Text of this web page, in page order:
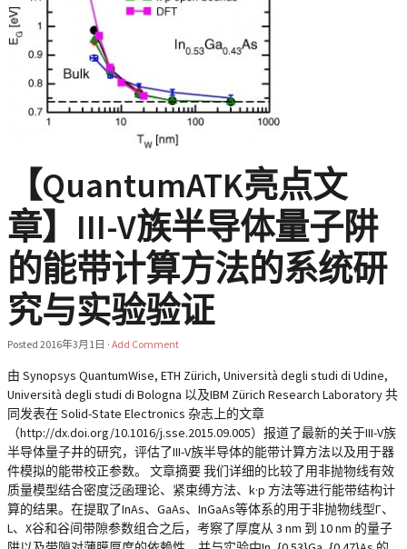
【QuantumATK亮点文
章】III-V族半导体量子阱
的能带计算方法的系统研
究与实验验证
Posted 2016年3月1日 · Add Comment
由 Synopsys QuantumWise, ETH Zürich, Università degli studi di Udine,
Università degli studi di Bologna 以及IBM Zürich Research Laboratory 共
同发表在 Solid-State Electronics 杂志上的文章
（http://dx.doi.org/10.1016/j.sse.2015.09.005）报道了最新的关于III-V族
半导体量子井的研究，评估了III-V族半导体的能带计算方法以及用于器
件模拟的能带校正参数。 文章摘要 我们详细的比较了用非抛物线有效
质量模型结合密度泛函理论、紧束缚方法、k·p 方法等进行能带结构计
算的结果。在提取了InAs、GaAs、InGaAs等体系的用于非抛物线型Γ、
L、X谷和谷间带隙参数组合之后，考察了厚度从 3 nm 到 10 nm 的量子